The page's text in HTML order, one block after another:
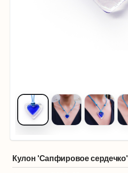
Кулон 'Сапфировое сердечко'